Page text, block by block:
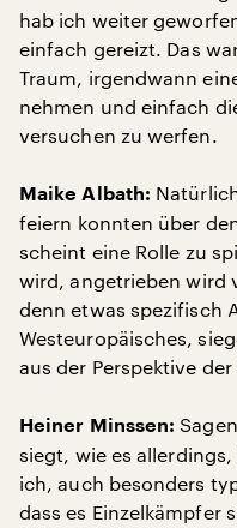
hab ich weiter
einfach gereizt. Das
Traum, irgendwann
nehmen und einfach
versuchen zu werfen.
Maike Albath:
feiern konnten über
scheint eine Rolle zu
wird, angetrieben wird
denn etwas spezifisch
Westeuropäisches,
aus der Perspektive
Heiner Minssen:
siegt, wie es
ich, auch besonders
dass es Einzelkämpfer